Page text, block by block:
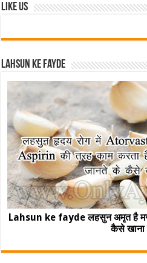
Like Us
Lahsun ke fayde
Lahsun ke fayde लहसुन अमृत है
कैसे खाना